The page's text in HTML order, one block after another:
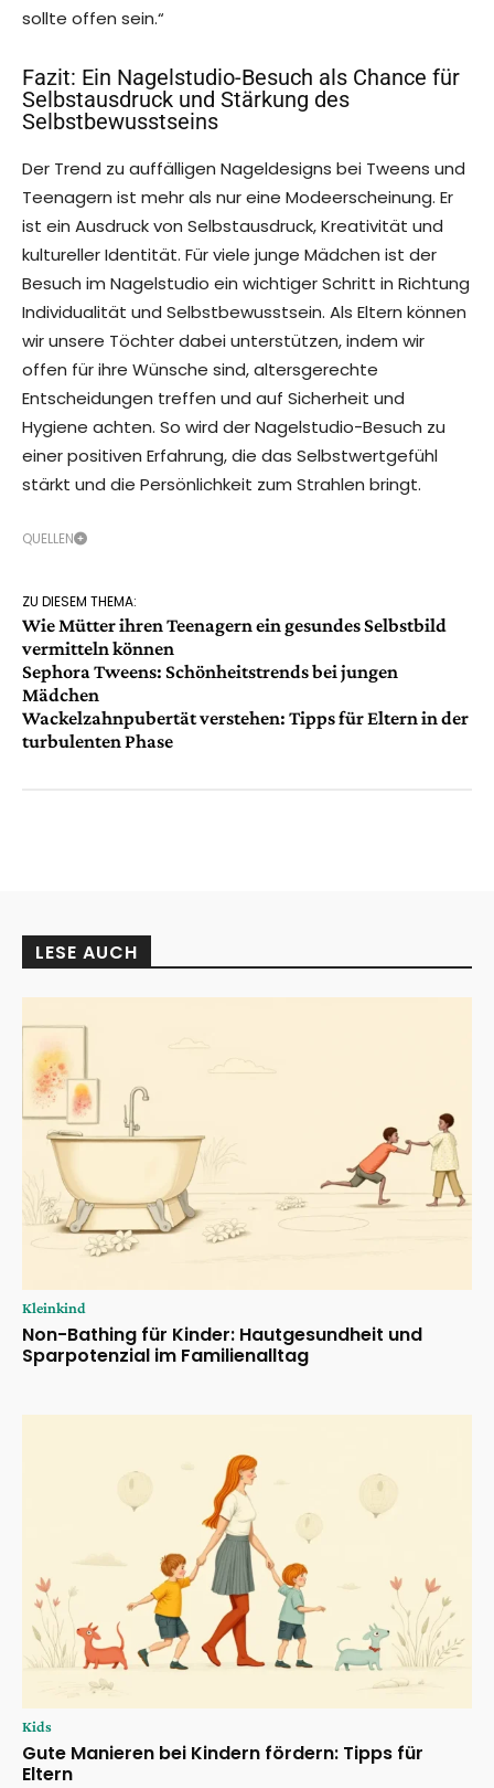
sollte offen sein.“
Fazit: Ein Nagelstudio-Besuch als Chance für
Selbstausdruck und Stärkung des
Selbstbewusstseins
Der Trend zu auffälligen Nageldesigns bei Tweens und
Teenagern ist mehr als nur eine Modeerscheinung. Er
ist ein Ausdruck von Selbstausdruck, Kreativität und
kultureller Identität. Für viele junge Mädchen ist der
Besuch im Nagelstudio ein wichtiger Schritt in Richtung
Individualität und Selbstbewusstsein. Als Eltern können
wir unsere Töchter dabei unterstützen, indem wir
offen für ihre Wünsche sind, altersgerechte
Entscheidungen treffen und auf Sicherheit und
Hygiene achten. So wird der Nagelstudio-Besuch zu
einer positiven Erfahrung, die das Selbstwertgefühl
stärkt und die Persönlichkeit zum Strahlen bringt.
QUELLEN
ZU DIESEM THEMA:
Wie Mütter ihren Teenagern ein gesundes Selbstbild
vermitteln können
Sephora Tweens: Schönheitstrends bei jungen
Mädchen
Wackelzahnpubertät verstehen: Tipps für Eltern in der
turbulenten Phase
LESE AUCH
Kleinkind
Non-Bathing für Kinder: Hautgesundheit und
Sparpotenzial im Familienalltag
Kids
Gute Manieren bei Kindern fördern: Tipps für
Eltern